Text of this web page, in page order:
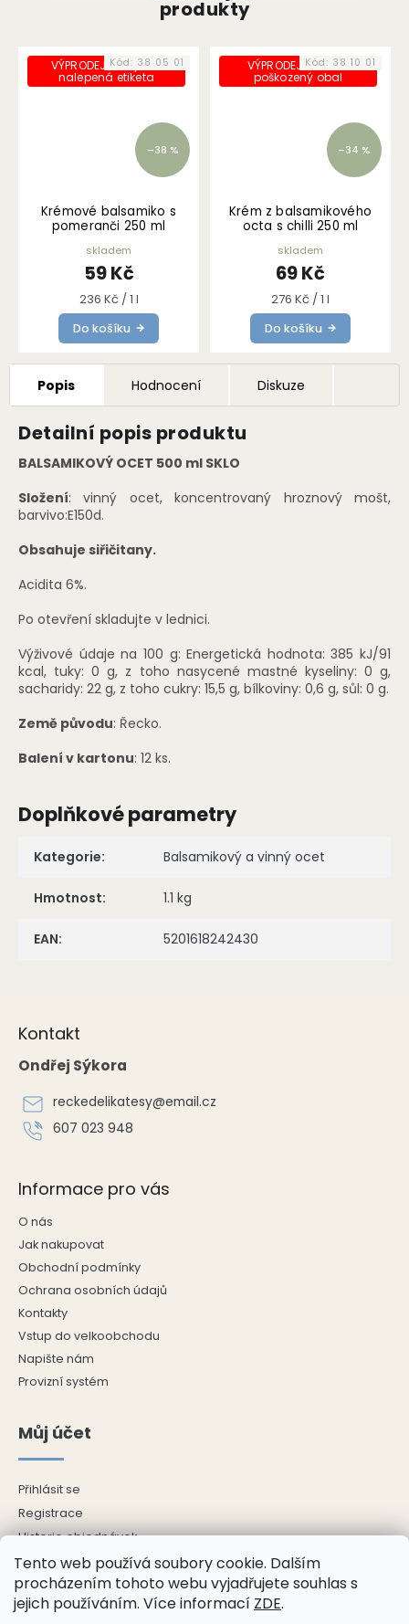
Tento web používá soubory cookie. Dalším
procházením tohoto webu vyjadřujete souhlas s
jejich používáním. Více informací ZDE.
produkty
VÝPRODEJ - chybně
nalepená etiketa
–38 %
Krémové balsamiko s
pomeranči 250 ml
skladem
59 Kč
Měrná
cena:
236 Kč / 1 l
Do košíku
Kód: 38 05 01 VÝPRODEJ - mírně
poškozený obal
–34 %
Krém z balsamikového
octa s chilli 250 ml
skladem
69 Kč
Měrná
cena:
276 Kč / 1 l
Do košíku
Kód: 38 10 01
Popis Hodnocení Diskuze
Detailní popis produktu
BALSAMIKOVÝ OCET 500 ml SKLO
Složení: vinný ocet, koncentrovaný hroznový mošt,
barvivo:E150d.
Obsahuje siřičitany.
Acidita 6%.
Po otevření skladujte v lednici.
Výživové údaje na 100 g: Energetická hodnota: 385 kJ/91
kcal, tuky: 0 g, z toho nasycené mastné kyseliny: 0 g,
sacharidy: 22 g, z toho cukry: 15,5 g, bílkoviny: 0,6 g, sůl: 0 g.
Země původu: Řecko.
Balení v kartonu: 12 ks.
Doplňkové parametry
Kategorie: Balsamikový a vinný ocet
Hmotnost: 1.1 kg
EAN: 5201618242430
Kontakt
Ondřej Sýkora
reckedelikatesy@email.cz
607 023 948
Informace pro vás
O nás
Jak nakupovat
Obchodní podmínky
Ochrana osobních údajů
Kontakty
Vstup do velkoobchodu
Napište nám
Provizní systém
Můj účet
Přihlásit se
Registrace
Historie objednávek
Adresy
Odhlásit se